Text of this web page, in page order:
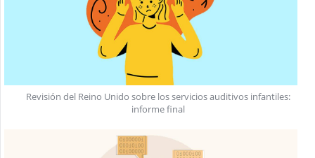
Revisión del Reino Unido sobre los servicios auditivos infantiles:
informe final